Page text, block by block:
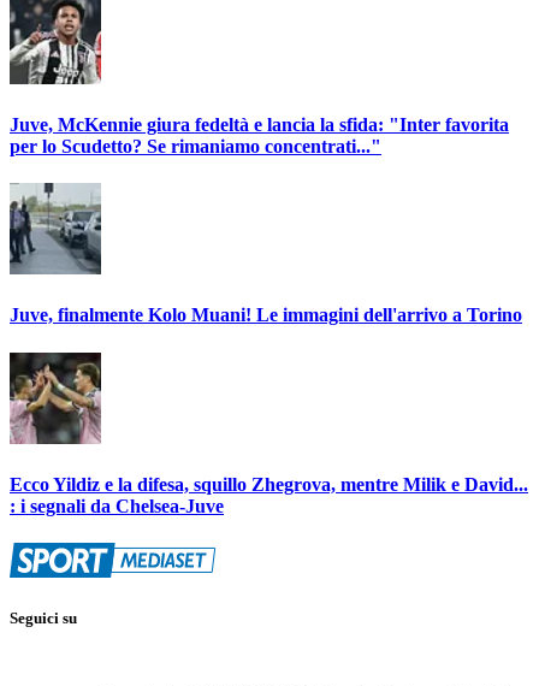
Juve, McKennie giura fedeltà e lancia la sfida: "Inter favorita
per lo Scudetto? Se rimaniamo concentrati..."
Juve, finalmente Kolo Muani! Le immagini dell'arrivo a Torino
Ecco Yildiz e la difesa, squillo Zhegrova, mentre Milik e David...
: i segnali da Chelsea-Juve
Seguici su